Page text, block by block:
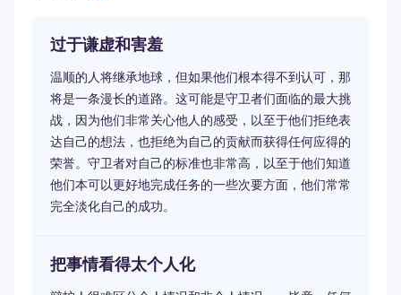
过于谦虚和害羞
温顺的人将继承地球，但如果他们根本得不到认可，那
将是一条漫长的道路。这可能是守卫者们面临的最大挑
战，因为他们非常关心他人的感受，以至于他们拒绝表
达自己的想法，也拒绝为自己的贡献而获得任何应得的
荣誉。守卫者对自己的标准也非常高，以至于他们知道
他们本可以更好地完成任务的一些次要方面，他们常常
完全淡化自己的成功。
把事情看得太个人化